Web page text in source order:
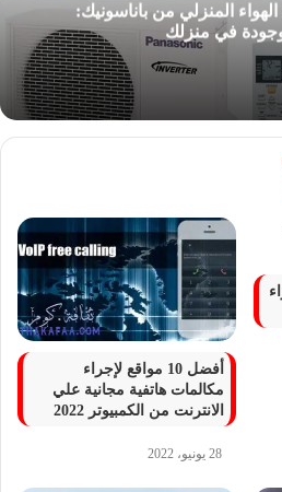
المنزلي من باناسونيك:
في منزلك
أفضل 10 مواقع لإجراء
مكالمات هاتفية مجانية علي
الانترنت من الكمبيوتر 2022
28 يونيو، 2022